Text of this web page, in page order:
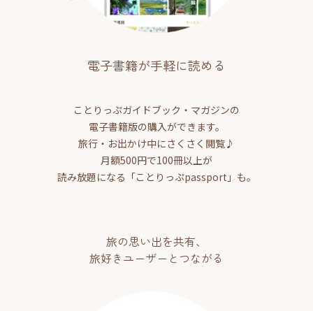
電子書籍が手軽に読める
ことりっぷガイドブック・マガジンの
電子書籍版の購入ができます。
旅行・お出かけ中にさくさく閲覧♪
月額500円で100冊以上が
読み放題になる「ことりっぷpassport」も。
旅の思い出を共有、
旅好きユーザーとつながる